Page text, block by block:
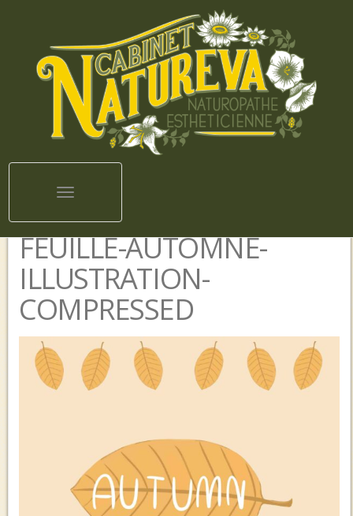
Toggle navigation
FEUILLE-AUTOMNE-
ILLUSTRATION-
COMPRESSED